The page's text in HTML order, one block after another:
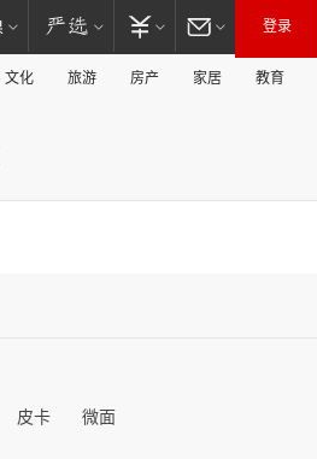
登录
文化 旅游 房产 家居 教育
皮卡 微面